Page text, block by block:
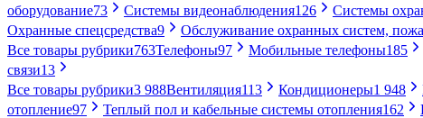
оборудование73 Системы видеонаблюдения126 Системы
Охранные спецсредства9 Обслуживание охранных систем,
Все товары рубрики763Телефоны97 Мобильные телефоны185
связи13
Все товары рубрики3 988Вентиляция113 Кондиционеры1 948
отопление97 Теплый пол и кабельные системы отопления162